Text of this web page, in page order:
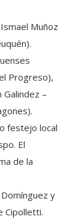
Muñoz
Progreso),
–
festejo local
El
de la
y
Cipolletti.